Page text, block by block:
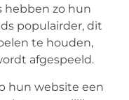
hebben zo hun
populairder, dit
te houden,
afgespeeld.
hun website een